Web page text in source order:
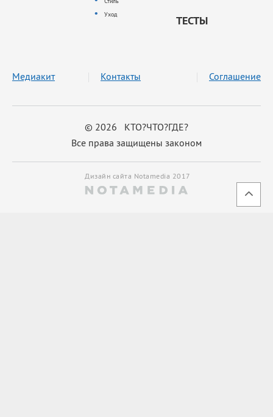
Уход
ТЕСТЫ
© 2026 КТО?ЧТО?ГДЕ?
Все права защищены законом
Медиакит Контакты Соглашение
Дизайн сайта Notamedia 2017